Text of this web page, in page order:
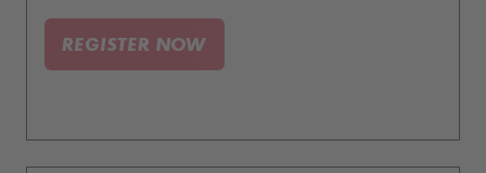
REGISTER NOW